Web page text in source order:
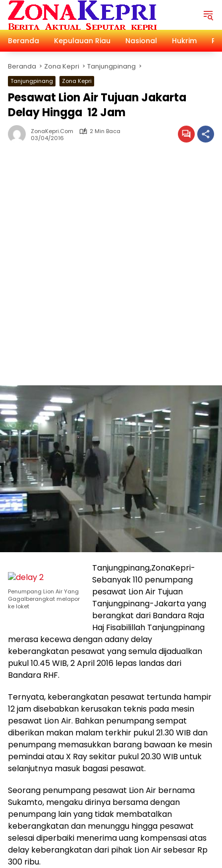
Langsung
konten
Beranda
Kepulauan Riau Nasional Hukrim
Beranda Zona Kepri Tanjungpinang
Tanjungpinang Zona Kepri
Pesawat Lion Air Tujuan Jakarta
Delay Hingga 12 Jam
ZonaKepri.com
2 Min Baca
03/04/2016
Penumpang Lion Air Yang
Gagalberangkat melapor
ke loket
Tanjungpinang,ZonaKepri-
Sebanyak 110 penumpang
pesawat Lion Air Tujuan
Tanjungpinang-Jakarta yang
berangkat dari Bandara Raja
Haj Fisabilillah Tanjungpinang
merasa kecewa dengan adany delay
keberangkatan pesawat yang semula dijadualkan
pukul 10.45 WIB, 2 April 2016 lepas landas dari
Bandara RHF.
Ternyata, keberangkatan pesawat tertunda hampir
12 jam disebabkan kerusakan teknis pada mesin
pesawat Lion Air. Bahkan penumpang sempat
diberikan makan malam terkhir pukul 21.30 WIB dan
penumpang memasukkan barang bawaan ke mesin
pemindai atau X Ray sekitar pukul 20.30 WIB untuk
selanjutnya masuk bagasi pesawat.
Seorang penumpang pesawat Lion Air bernama
Sukamto, mengaku dirinya bersama dengan
penumpang lain yang tidak membatalkan
keberangkatan dan menunggu hingga pesawat
selesai diperbaiki menerima uang kompensasi atas
delay keberangkatan dari pihak Lion Air sebesar Rp
300 ribu.